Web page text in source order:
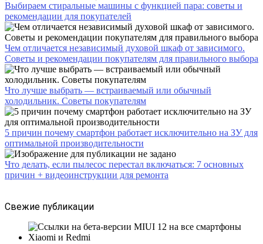
Выбираем стиральные машины с функцией пара: советы и
рекомендации для покупателей
Чем отличается независимый духовой шкаф от зависимого.
Советы и рекомендации покупателям для правильного выбора
Что лучше выбрать — встраиваемый или обычный
холодильник. Советы покупателям
5 причин почему смартфон работает исключительно на ЗУ для
оптимальной производительности
Что делать, если пылесос перестал включаться: 7 основных
причин + видеоинструкции для ремонта
Свежие публикации